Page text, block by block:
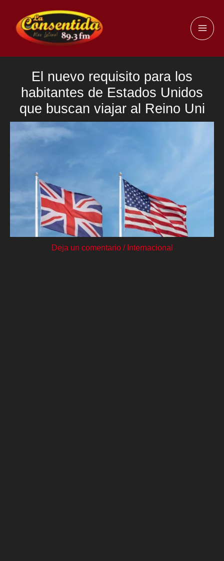
contenido
El nuevo requisito para los
habitantes de Estados Unidos
que buscan viajar al Reino Uni
Deja un comentario / Internacional